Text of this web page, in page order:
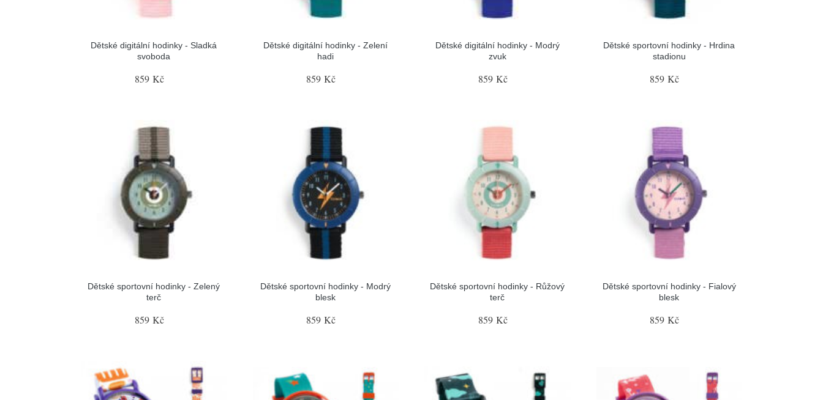
Dětské digitální hodinky - Sladká
svoboda
859 Kč
Dětské digitální hodinky - Zelení
hadi
859 Kč
Dětské digitální hodinky - Modrý
zvuk
859 Kč
Dětské sportovní hodinky - Hrdina
stadionu
859 Kč
Dětské sportovní hodinky - Zelený
terč
859 Kč
Dětské sportovní hodinky - Modrý
blesk
859 Kč
Dětské sportovní hodinky - Růžový
terč
859 Kč
Dětské sportovní hodinky - Fialový
blesk
859 Kč